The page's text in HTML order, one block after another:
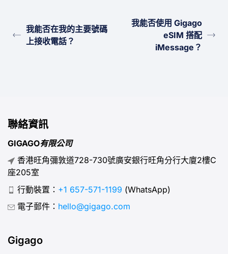
我能否在我的主要號碼
上接收電話？
我能否使用 Gigago
eSIM 搭配
iMessage？
聯絡資訊
GIGAGO有限公司
香港旺角彌敦道728-730號廣安銀行旺角分行大廈2樓C
座205室
行動裝置： +1 657-571-1199 (WhatsApp)
電子郵件： hello@gigago.com
Gigago